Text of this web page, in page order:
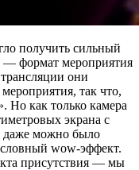
получить сильный
— формат мероприятия
они
так что,
Но как только камера
экрана с
даже можно было
wow-эффект.
присутствия — мы